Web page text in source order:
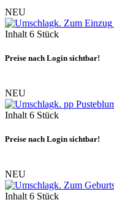
NEU
Inhalt 6 Stück
Preise nach Login sichtbar!
NEU
Inhalt 6 Stück
Preise nach Login sichtbar!
NEU
Inhalt 6 Stück